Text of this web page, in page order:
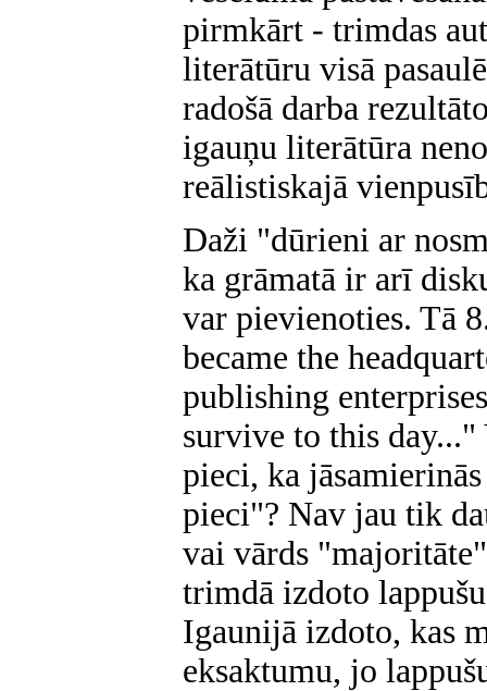
pirmkārt - trimdas
literātūru visā
radošā darba
igauņu literātūra
reālistiskajā
Daži "dūrieni ar
ka grāmatā ir arī
var pievienoties. Tā
became the
publishing
survive to this
pieci, ka
pieci"? Nav jau tik
vai vārds
trimdā izdoto
Igaunijā izdoto, kas
eksaktumu, jo